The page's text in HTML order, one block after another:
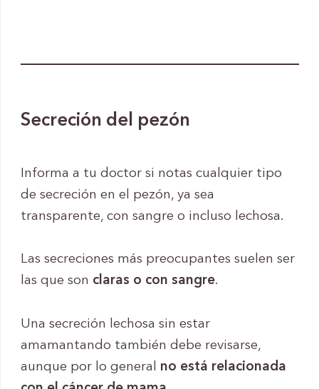
Secreción del pezón
Informa a tu doctor si notas cualquier tipo
de secreción en el pezón, ya sea
transparente, con sangre o incluso lechosa.
Las secreciones más preocupantes suelen ser
las que son claras o con sangre.
Una secreción lechosa sin estar
amamantando también debe revisarse,
aunque por lo general no está relacionada